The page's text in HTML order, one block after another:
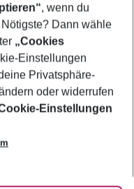
, wenn du
Dann wähle
„Cookies
Einstellungen
Privatsphäre-
oder widerrufen
Einstellungen